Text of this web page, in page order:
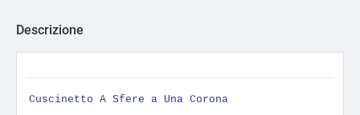
Descrizione
Cuscinetto A Sfere a Una Corona